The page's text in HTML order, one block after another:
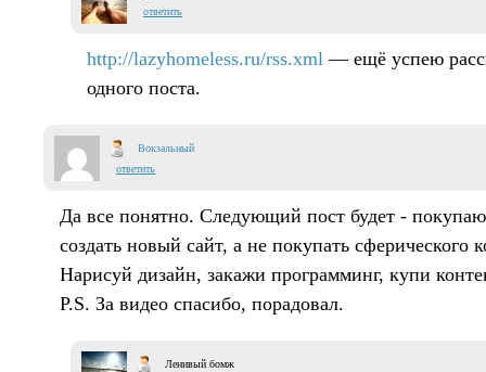
ответить
http://lazyhomeless.ru/rss.xml — ещё успею
одного поста.
Вокзальный
ответить
Да все понятно. Следующий пост будет -
создать новый сайт, а не покупать сферического
Нарисуй дизайн, закажи программинг, купи
P.S. За видео спасибо, порадовал.
Ленивый бомж